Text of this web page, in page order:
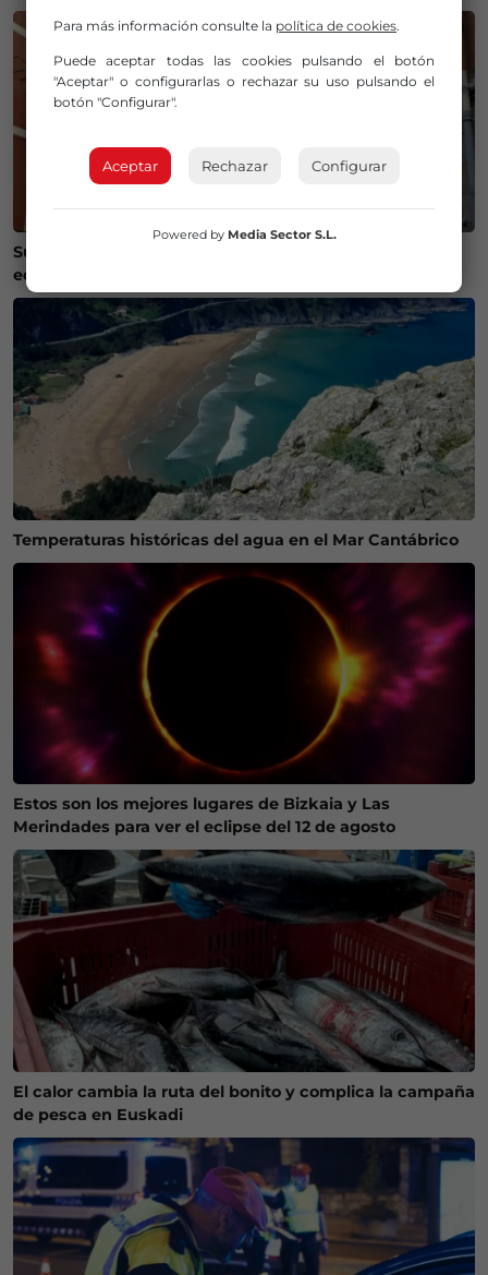
Susto en Bilbao La Vieja: ocho personas atendidas y un
edificio desalojado tras un incendio
Temperaturas históricas del agua en el Mar Cantábrico
Estos son los mejores lugares de Bizkaia y Las
Merindades para ver el eclipse del 12 de agosto
El calor cambia la ruta del bonito y complica la campaña
de pesca en Euskadi
Para más información consulte la política de cookies.
Puede aceptar todas las cookies pulsando el botón
"Aceptar" o configurarlas o rechazar su uso pulsando el
botón "Configurar".
Aceptar Rechazar Configurar
Powered by Media Sector S.L.